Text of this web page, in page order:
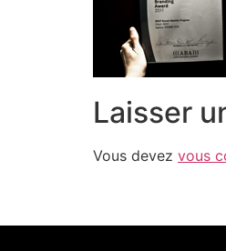
Laisser
Vous devez vous